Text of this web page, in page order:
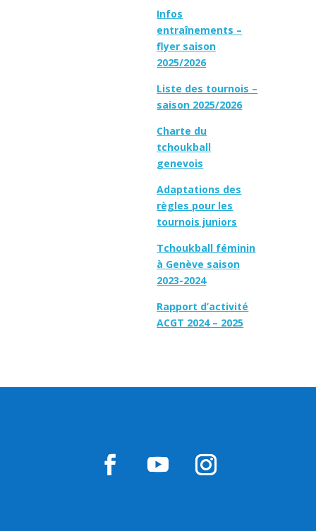
Infos
entraînements –
flyer saison
2025/2026
Liste des tournois –
saison 2025/2026
Charte du
tchoukball
genevois
Adaptations des
règles pour les
tournois juniors
Tchoukball féminin
à Genève saison
2023-2024
Rapport d’activité
ACGT 2024 – 2025